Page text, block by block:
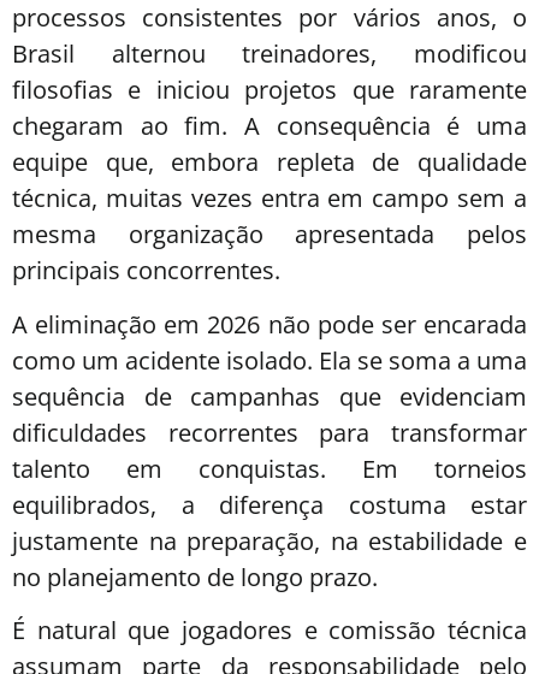
processos consistentes por vários anos, o
Brasil alternou treinadores, modificou
filosofias e iniciou projetos que raramente
chegaram ao fim. A consequência é uma
equipe que, embora repleta de qualidade
técnica, muitas vezes entra em campo sem a
mesma organização apresentada pelos
principais concorrentes.
A eliminação em 2026 não pode ser encarada
como um acidente isolado. Ela se soma a uma
sequência de campanhas que evidenciam
dificuldades recorrentes para transformar
talento em conquistas. Em torneios
equilibrados, a diferença costuma estar
justamente na preparação, na estabilidade e
no planejamento de longo prazo.
É natural que jogadores e comissão técnica
assumam parte da responsabilidade pelo